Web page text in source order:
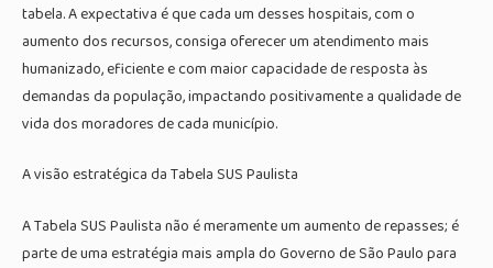
tabela. A expectativa é que cada um desses hospitais, com o
aumento dos recursos, consiga oferecer um atendimento mais
humanizado, eficiente e com maior capacidade de resposta às
demandas da população, impactando positivamente a qualidade de
vida dos moradores de cada município.
A visão estratégica da Tabela SUS Paulista
A Tabela SUS Paulista não é meramente um aumento de repasses; é
parte de uma estratégia mais ampla do Governo de São Paulo para